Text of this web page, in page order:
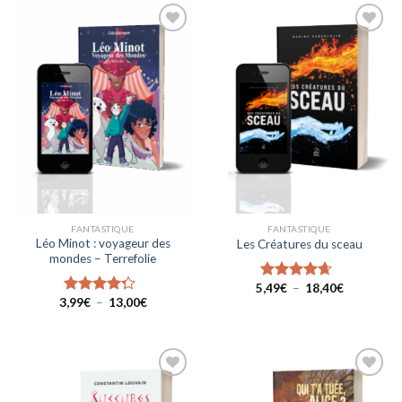
13,00€
Ajouter
à la liste
de
souhaits
FANTASTIQUE
Léo Minot : voyageur des
mondes – Terrefolie
Note4.00
3,99€ – 13,00€Plage
13,00€
Ajouter
à la liste
de
souhaits
FANTASTIQUE
Les Créatures du sceau
Note4.33
5,49€ – 18,40€Plage
18,40€